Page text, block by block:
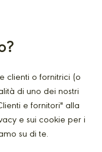
clienti o fornitrici (o
di uno dei nostri
e fornitori" alla
e sui cookie per i
su di te.